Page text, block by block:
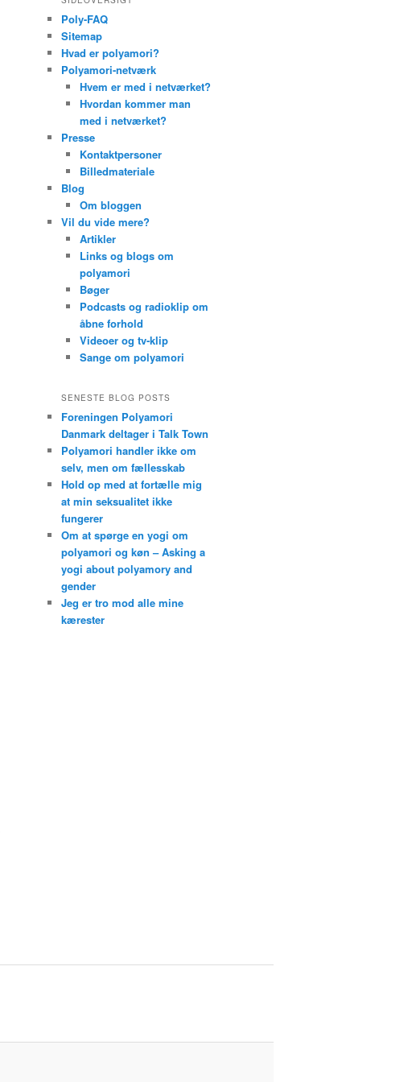
Poly-FAQ
Sitemap
Hvad er polyamori?
Polyamori-netværk
Hvem er med i netværket?
Hvordan kommer man
med i netværket?
Presse
Kontaktpersoner
Billedmateriale
Blog
Om bloggen
Vil du vide mere?
Artikler
Links og blogs om
polyamori
Bøger
Podcasts og radioklip om
åbne forhold
Videoer og tv-klip
Sange om polyamori
SENESTE BLOG POSTS
Foreningen Polyamori
Danmark deltager i Talk Town
Polyamori handler ikke om
selv, men om fællesskab
Hold op med at fortælle mig
at min seksualitet ikke
fungerer
Om at spørge en yogi om
polyamori og køn – Asking a
yogi about polyamory and
gender
Jeg er tro mod alle mine
kærester